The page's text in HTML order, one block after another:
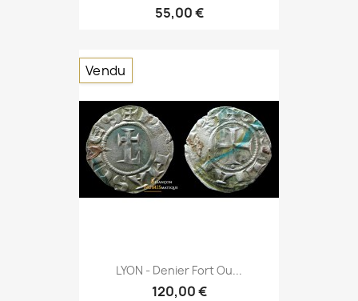
55,00 €
LYON - Denier Fort Ou...
120,00 €
Vendu